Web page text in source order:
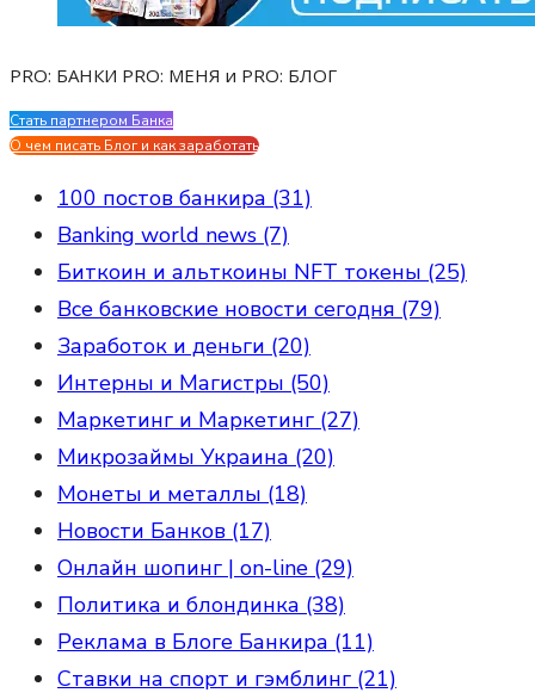
PRO: БАНКИ PRO: МЕНЯ и PRO: БЛОГ
Стать партнером Банка
О чем писать Блог и как заработать
100 постов банкира (31)
Banking world news (7)
Биткоин и альткоины NFT токены (25)
Все банковские новости сегодня (79)
Заработок и деньги (20)
Интерны и Магистры (50)
Маркетинг и Маркетинг (27)
Микрозаймы Украина (20)
Монеты и металлы (18)
Новости Банков (17)
Онлайн шопинг | on-line (29)
Политика и блондинка (38)
Реклама в Блоге Банкира (11)
Ставки на спорт и гэмблинг (21)